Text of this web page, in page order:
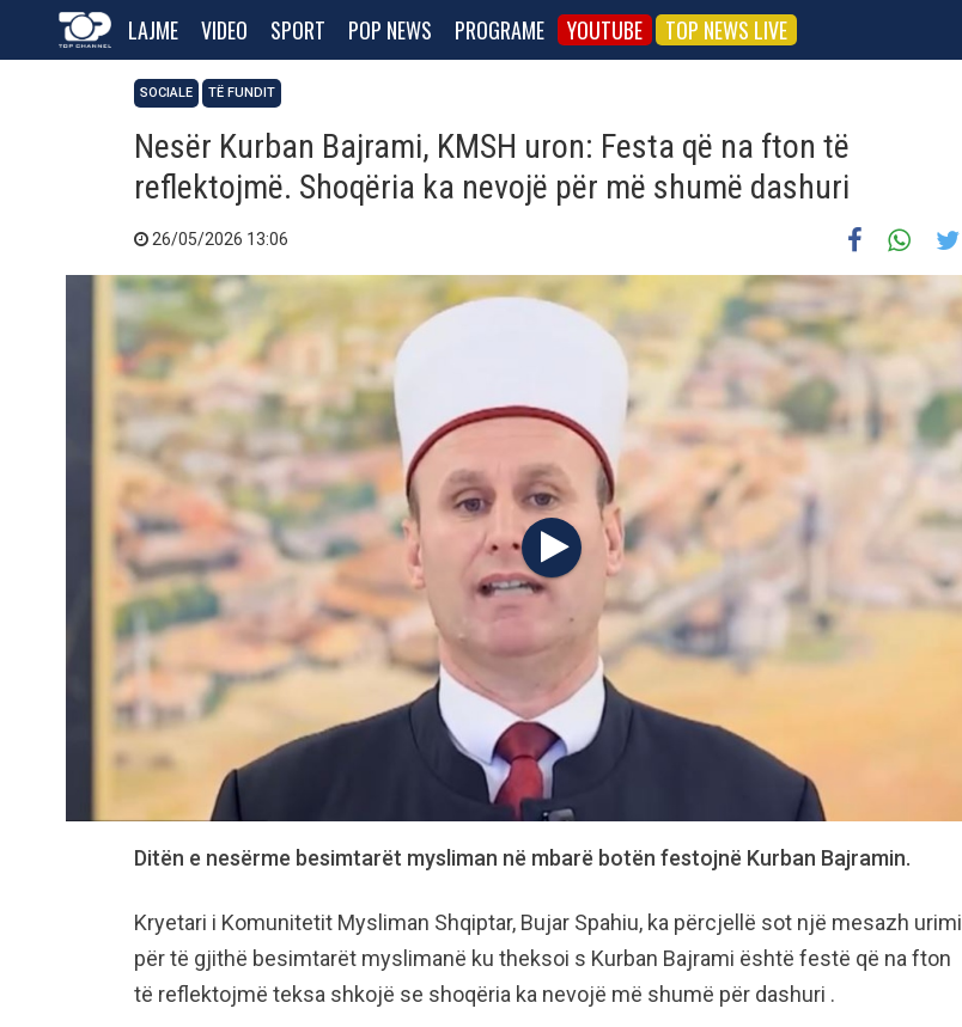
LAJME VIDEO SPORT POP NEWS PROGRAME YOUTUBE TOP NEWS LIVE
SOCIALE TË FUNDIT
Nesër Kurban Bajrami, KMSH uron: Festa që na fton të
reflektojmë. Shoqëria ka nevojë për më shumë dashuri
26/05/2026 13:06
Ditën e nesërme besimtarët mysliman në mbarë botën festojnë Kurban Bajramin.
Kryetari i Komunitetit Mysliman Shqiptar, Bujar Spahiu, ka përcjellë sot një mesazh urimi
për të gjithë besimtarët myslimanë ku theksoi s Kurban Bajrami është festë që na fton
të reflektojmë teksa shkojë se shoqëria ka nevojë më shumë për dashuri .